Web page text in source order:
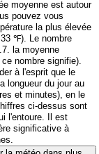
moyenne est autour
pouvez vous
la plus élevée
℉). Le nombre
la moyenne
nombre signifie).
à l'esprit que le
longueur du jour au
et minutes), en le
ci-dessus sont
l'entoure. Il est
significative à